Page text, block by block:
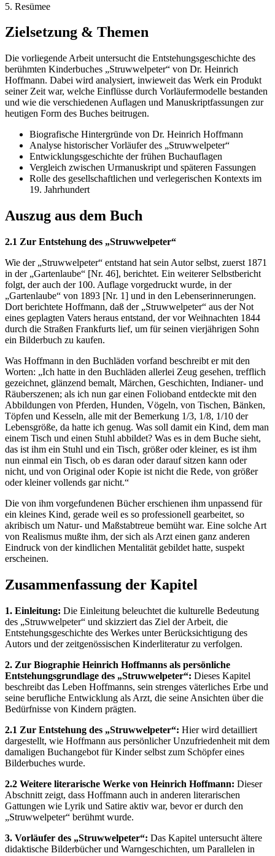
5. Resümee
Zielsetzung & Themen
Die vorliegende Arbeit untersucht die Entstehungsgeschichte des
berühmten Kinderbuches „Struwwelpeter“ von Dr. Heinrich
Hoffmann. Dabei wird analysiert, inwieweit das Werk ein Produkt
seiner Zeit war, welche Einflüsse durch Vorläufermodelle bestanden
und wie die verschiedenen Auflagen und Manuskriptfassungen zur
heutigen Form des Buches beitrugen.
Biografische Hintergründe von Dr. Heinrich Hoffmann
Analyse historischer Vorläufer des „Struwwelpeter“
Entwicklungsgeschichte der frühen Buchauflagen
Vergleich zwischen Urmanuskript und späteren Fassungen
Rolle des gesellschaftlichen und verlegerischen Kontexts im
19. Jahrhundert
Auszug aus dem Buch
2.1 Zur Entstehung des „Struwwelpeter“
Wie der „Struwwelpeter“ entstand hat sein Autor selbst, zuerst 1871
in der „Gartenlaube“ [Nr. 46], berichtet. Ein weiterer Selbstbericht
folgt, der auch der 100. Auflage vorgedruckt wurde, in der
„Gartenlaube“ von 1893 [Nr. 1] und in den Lebenserinnerungen.
Dort berichtete Hoffmann, daß der „Struwwelpeter“ aus der Not
eines geplagten Vaters heraus entstand, der vor Weihnachten 1844
durch die Straßen Frankfurts lief, um für seinen vierjährigen Sohn
ein Bilderbuch zu kaufen.
Was Hoffmann in den Buchläden vorfand beschreibt er mit den
Worten: „Ich hatte in den Buchläden allerlei Zeug gesehen, trefflich
gezeichnet, glänzend bemalt, Märchen, Geschichten, Indianer- und
Räuberszenen; als ich nun gar einen Folioband entdeckte mit den
Abbildungen von Pferden, Hunden, Vögeln, von Tischen, Bänken,
Töpfen und Kesseln, alle mit der Bemerkung 1/3, 1/8, 1/10 der
Lebensgröße, da hatte ich genug. Was soll damit ein Kind, dem man
einem Tisch und einen Stuhl abbildet? Was es in dem Buche sieht,
das ist ihm ein Stuhl und ein Tisch, größer oder kleiner, es ist ihm
nun einmal ein Tisch, ob es daran oder darauf sitzen kann oder
nicht, und von Original oder Kopie ist nicht die Rede, von größer
oder kleiner vollends gar nicht.“
Die von ihm vorgefundenen Bücher erschienen ihm unpassend für
ein kleines Kind, gerade weil es so professionell gearbeitet, so
akribisch um Natur- und Maßstabtreue bemüht war. Eine solche Art
von Realismus mußte ihm, der sich als Arzt einen ganz anderen
Eindruck von der kindlichen Mentalität gebildet hatte, suspekt
erscheinen.
Zusammenfassung der Kapitel
1. Einleitung: Die Einleitung beleuchtet die kulturelle Bedeutung
des „Struwwelpeter“ und skizziert das Ziel der Arbeit, die
Entstehungsgeschichte des Werkes unter Berücksichtigung des
Autors und der zeitgenössischen Kinderliteratur zu verfolgen.
2. Zur Biographie Heinrich Hoffmanns als persönliche
Entstehungsgrundlage des „Struwwelpeter“: Dieses Kapitel
beschreibt das Leben Hoffmanns, sein strenges väterliches Erbe und
seine berufliche Entwicklung als Arzt, die seine Ansichten über die
Bedürfnisse von Kindern prägten.
2.1 Zur Entstehung des „Struwwelpeter“: Hier wird detailliert
dargestellt, wie Hoffmann aus persönlicher Unzufriedenheit mit dem
damaligen Buchangebot für Kinder selbst zum Schöpfer eines
Bilderbuches wurde.
2.2 Weitere literarische Werke von Heinrich Hoffmann: Dieser
Abschnitt zeigt, dass Hoffmann auch in anderen literarischen
Gattungen wie Lyrik und Satire aktiv war, bevor er durch den
„Struwwelpeter“ berühmt wurde.
3. Vorläufer des „Struwwelpeter“: Das Kapitel untersucht ältere
didaktische Bilderbücher und Warngeschichten, um Parallelen in